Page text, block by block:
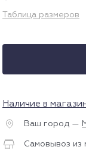
Таблица размеров
Наличие в
Ваш город —
Самовывоз из